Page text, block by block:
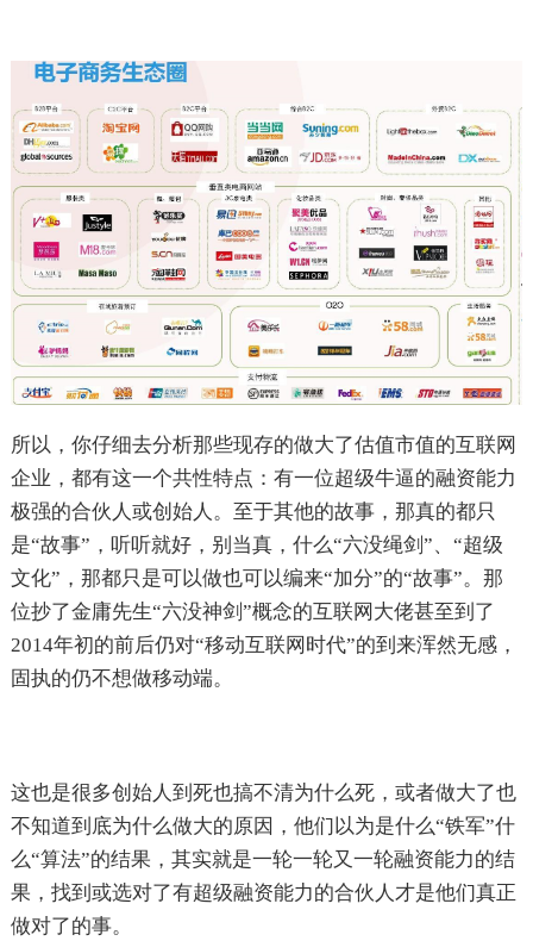
所以，你仔细去分析那些现存的做大了估值市值的互联网
企业，都有这一个共性特点：有一位超级牛逼的融资能力
极强的合伙人或创始人。至于其他的故事，那真的都只
是“故事”，听听就好，别当真，什么“六没绳剑”、“超级
文化”，那都只是可以做也可以编来“加分”的“故事”。那
位抄了金庸先生“六没神剑”概念的互联网大佬甚至到了
2014年初的前后仍对“移动互联网时代”的到来浑然无感，
固执的仍不想做移动端。
这也是很多创始人到死也搞不清为什么死，或者做大了也
不知道到底为什么做大的原因，他们以为是什么“铁军”什
么“算法”的结果，其实就是一轮一轮又一轮融资能力的结
果，找到或选对了有超级融资能力的合伙人才是他们真正
做对了的事。